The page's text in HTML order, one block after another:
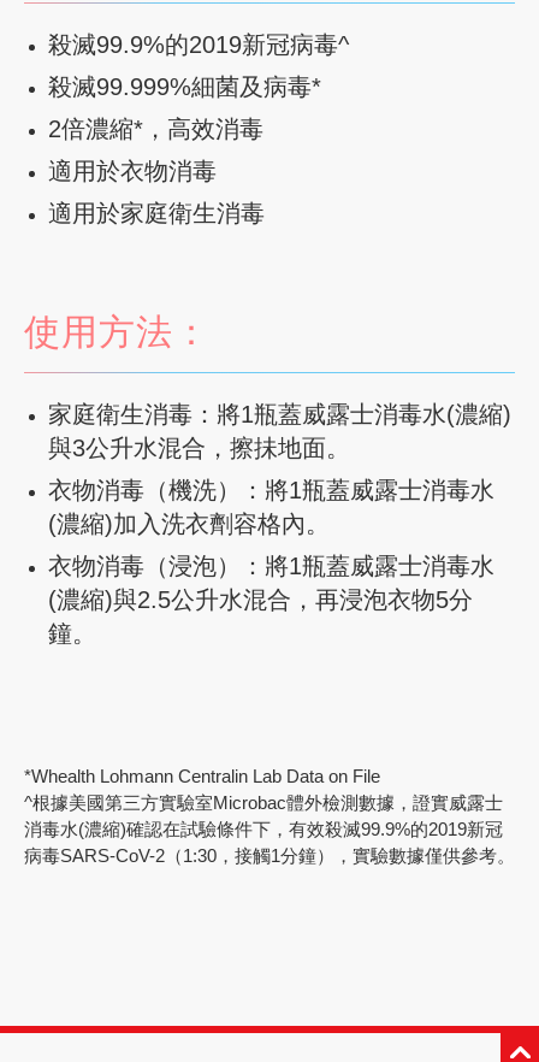
殺滅99.9%的2019新冠病毒^
殺滅99.999%細菌及病毒*
2倍濃縮*，高效消毒
適用於衣物消毒
適用於家庭衛生消毒
使用方法：
家庭衛生消毒：將1瓶蓋威露士消毒水(濃縮)
與3公升水混合，擦抺地面。
衣物消毒（機洗）：將1瓶蓋威露士消毒水
(濃縮)加入洗衣劑容格內。
衣物消毒（浸泡）：將1瓶蓋威露士消毒水
(濃縮)與2.5公升水混合，再浸泡衣物5分
鐘。
*Whealth Lohmann Centralin Lab Data on File
^根據美國第三方實驗室Microbac體外檢測數據，證實威露士
消毒水(濃縮)確認在試驗條件下，有效殺滅99.9%的2019新冠
病毒SARS-CoV-2（1:30，接觸1分鐘），實驗數據僅供參考。